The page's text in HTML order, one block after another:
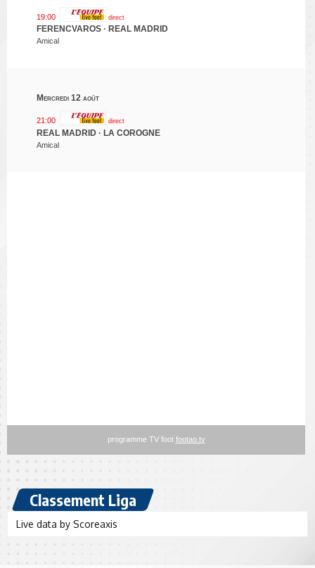
Classement Liga
Live data by Scoreaxis